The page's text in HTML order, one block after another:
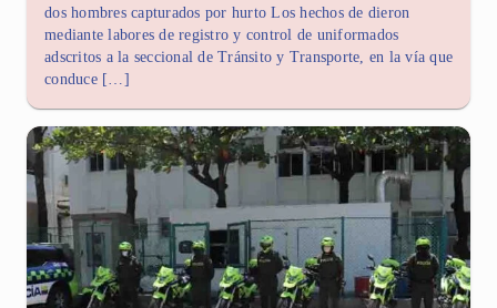
dos hombres capturados por hurto Los hechos de dieron
mediante labores de registro y control de uniformados
adscritos a la seccional de Tránsito y Transporte, en la vía que
conduce […]